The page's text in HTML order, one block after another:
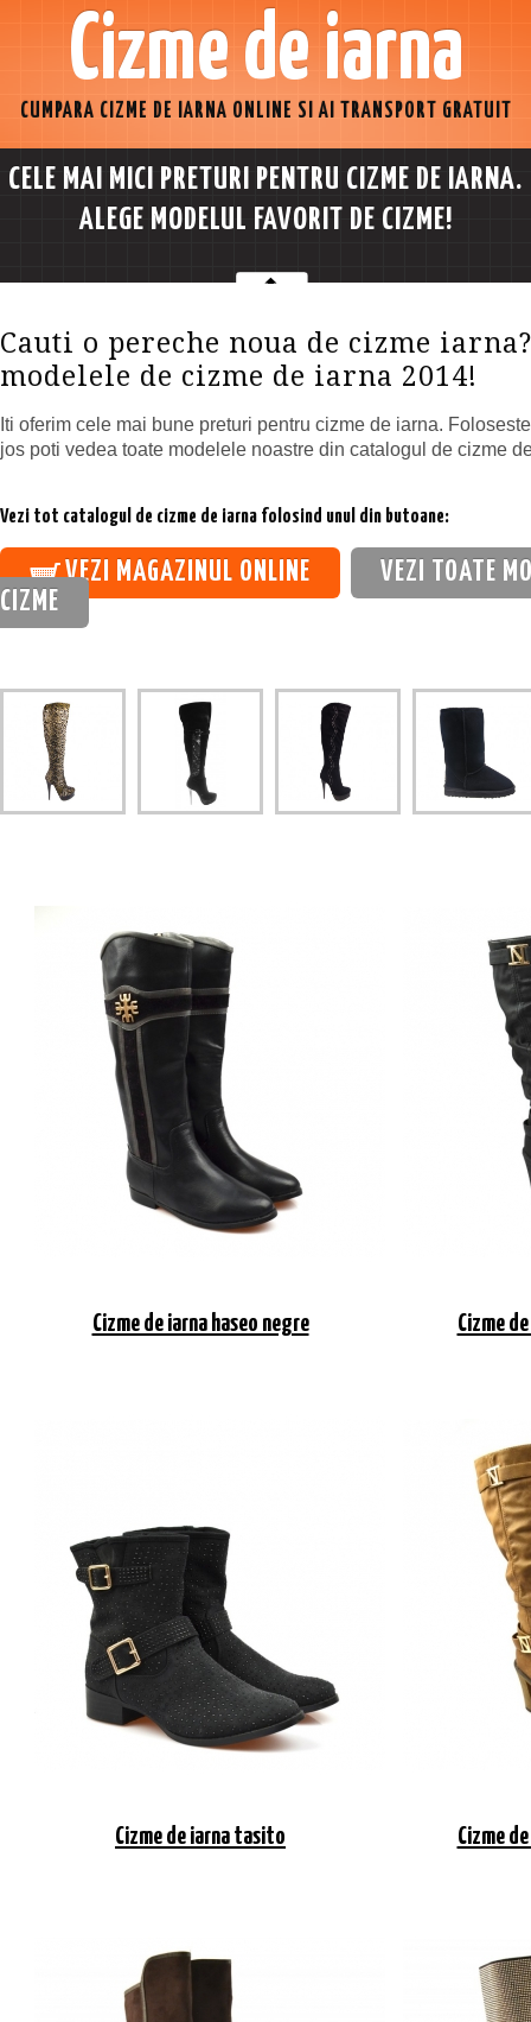
Cizme de iarna
CUMPARA CIZME DE IARNA ONLINE SI AI TRANSPORT GRATUIT
CELE MAI MICI PRETURI PENTRU CIZME DE IARNA.
ALEGE MODELUL FAVORIT DE CIZME!
Cauti o pereche noua de cizme
modelele de cizme de iarna 2014!
Iti oferim cele mai bune preturi pentru cizme de iarna.
jos poti vedea toate modelele noastre din catalogul de cizme
Vezi tot catalogul de cizme de iarna folosind unul din butoane:
VEZI MAGAZINUL ONLINE
VEZI TOATE
CIZME
Cizme de iarna haseo negre Cizme
Cizme de iarna tasito Cizme